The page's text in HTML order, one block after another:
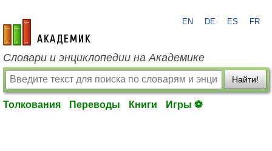
academic.ru
EN DE ES FR
Словари и энциклопедии на Академике
Найти!
Толкования Переводы Книги Игры ⚽